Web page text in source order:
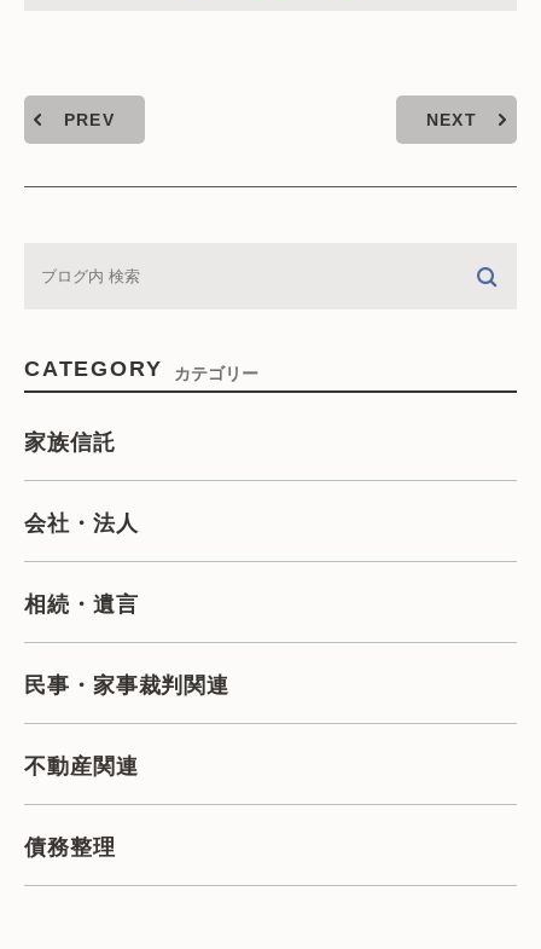
PREV NEXT
CATEGORY カテゴリー
家族信託
会社・法人
相続・遺言
民事・家事裁判関連
不動産関連
債務整理